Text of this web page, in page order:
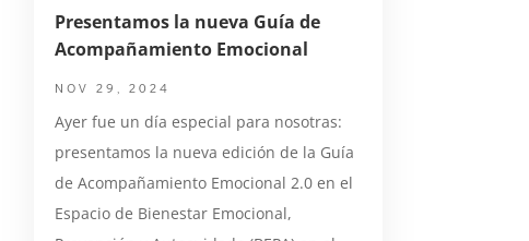
Presentamos la nueva Guía de
Acompañamiento Emocional
NOV 29, 2024
Ayer fue un día especial para nosotras:
presentamos la nueva edición de la Guía
de Acompañamiento Emocional 2.0 en el
Espacio de Bienestar Emocional,